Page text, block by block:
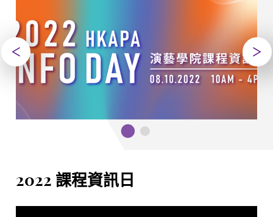
2022 課程資訊日